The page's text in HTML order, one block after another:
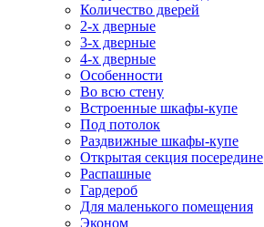
Количество дверей
2-х дверные
3-х дверные
4-х дверные
Особенности
Во всю стену
Встроенные шкафы-купе
Под потолок
Раздвижные шкафы-купе
Открытая секция посередине
Распашные
Гардероб
Для маленького помещения
Эконом